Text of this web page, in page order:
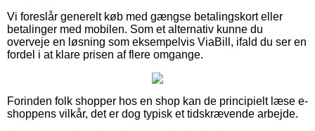
Vi foreslår generelt køb med gængse betalingskort eller
betalinger med mobilen. Som et alternativ kunne du
overveje en løsning som eksempelvis ViaBill, ifald du ser en
fordel i at klare prisen af flere omgange.
Forinden folk shopper hos en shop kan de principielt læse e-
shoppens vilkår, det er dog typisk et tidskrævende arbejde.